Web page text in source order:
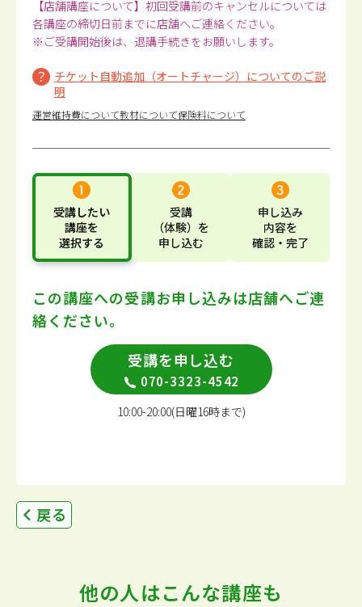
【店舗講座について】初回受講前のキャンセルについては
各講座の締切日前までに店舗へご連絡ください。
※ご受講開始後は、退講手続きをお願いします。
チケット自動追加（オートチャージ）についてのご説
明
運営維持費について教材について保険料について
受講したい
講座を
選択する
受講
（体験） を
申し込む
申し込み
内容を
確認・完了
この講座への受講お申し込みは店舗へご連
絡ください。
受講を申し込む
070-3323-4542
10:00-20:00(日曜16時まで)
戻る
他の人はこんな講座も